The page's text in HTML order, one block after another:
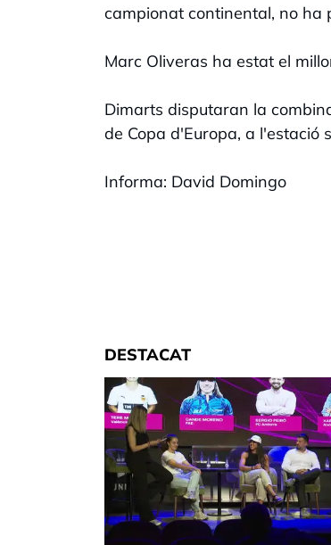
campionat continental, no ha
Marc Oliveras ha estat el
Dimarts disputaran la
de Copa d'Europa, a l'estació
Informa: David Domingo
DESTACAT